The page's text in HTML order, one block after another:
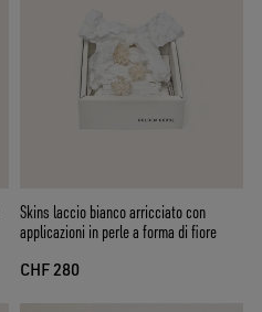
Skins laccio bianco arricciato con
applicazioni in perle a forma di fiore
CHF 280